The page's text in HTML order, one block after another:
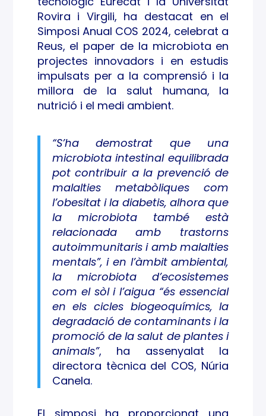
el
medi
ambi
ent
Rovira i Virgili, ha destacat en el
Simposi Anual COS 2024, celebrat a
Reus, el paper de la microbiota en
projectes innovadors i en estudis
impulsats per a la comprensió i la
millora de la salut humana, la
nutrició i el medi ambient.
“S’ha demostrat que una
microbiota intestinal equilibrada
pot contribuir a la prevenció de
malalties metabòliques com
l’obesitat i la diabetis, alhora que
la microbiota també està
relacionada amb trastorns
autoimmunitaris i amb malalties
mentals”, i en l’àmbit ambiental,
la microbiota d’ecosistemes
com el sòl i l’aigua “és essencial
en els cicles biogeoquímics, la
degradació de contaminants i la
promoció de la salut de plantes i
animals”, ha assenyalat la
directora tècnica del COS, Núria
Canela.